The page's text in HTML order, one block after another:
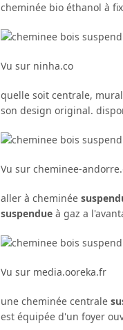
cheminée bio éthanol à
Vu sur ninha.co
quelle soit centrale,
son design original.
Vu sur cheminee-
aller à cheminée
suspendue à gaz a
Vu sur media.ooreka.fr
une cheminée centrale
est équipée d'un foyer